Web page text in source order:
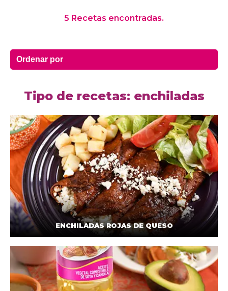
5 Recetas encontradas.
Tipo de recetas: enchiladas
ENCHILADAS ROJAS DE QUESO